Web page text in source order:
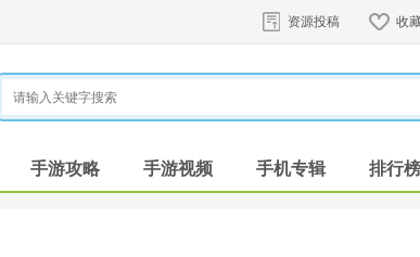
资源投稿 收
手游攻略 手游视频 手机专辑 排行榜